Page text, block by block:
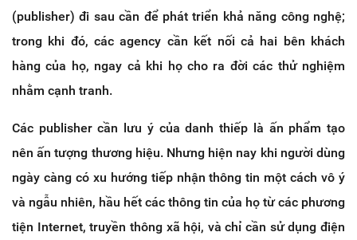
(publisher) đi sau cần để phát triển khả năng công nghệ;
trong khi đó, các agency cần kết nối cả hai bên khách
hàng của họ, ngay cả khi họ cho ra đời các thử nghiệm
nhằm cạnh tranh.
Các publisher cần lưu ý của danh thiếp là ấn phẩm tạo
nên ấn tượng thương hiệu. Nhưng hiện nay khi người dùng
ngày càng có xu hướng tiếp nhận thông tin một cách vô ý
và ngẫu nhiên, hầu hết các thông tin của họ từ các phương
tiện Internet, truyền thông xã hội, và chỉ cần sử dụng điện